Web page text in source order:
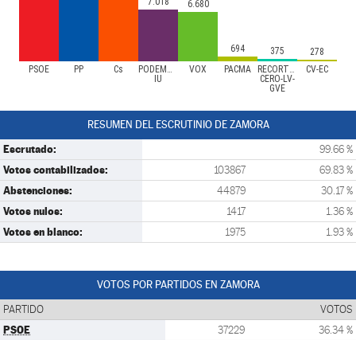
PSOE PP Cs
PODEMOS-
IU
VOX PACMA
RECORTES
CERO-LV-
GVE
CV-EC
6.680
694 375 278
RESUMEN DEL ESCRUTINIO DE ZAMORA
Escrutado: 99.66 %
Votos contabilizados: 103867 69.83 %
Abstenciones: 44879 30.17 %
Votos nulos: 1417 1.36 %
Votos en blanco: 1975 1.93 %
VOTOS POR PARTIDOS EN ZAMORA
PARTIDO VOTOS
PSOE 37229 36.34 %